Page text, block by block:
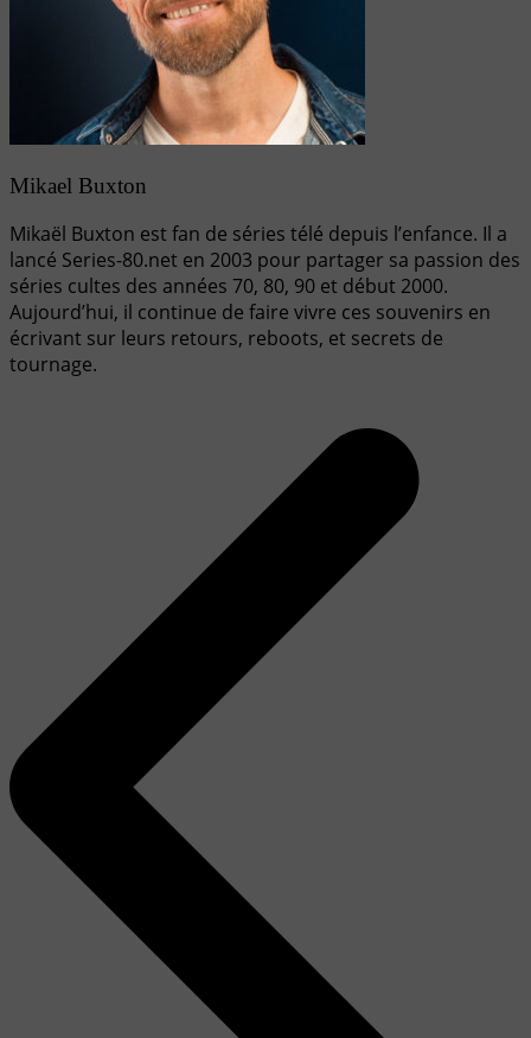
Mikael Buxton
Mikaël Buxton est fan de séries télé depuis l’enfance. Il a
lancé Series-80.net en 2003 pour partager sa passion des
séries cultes des années 70, 80, 90 et début 2000.
Aujourd’hui, il continue de faire vivre ces souvenirs en
écrivant sur leurs retours, reboots, et secrets de
tournage.